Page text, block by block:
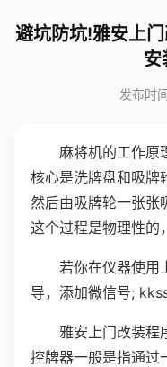
避坑防坑!雅安上
安
发布时
麻将机的工作原
核心是洗牌盘和吸牌
然后由吸牌轮一张张
这个过程是物理性的
若你在仪器使用
导，添加微信号;
雅安上门改装程
控牌器一般是指通过